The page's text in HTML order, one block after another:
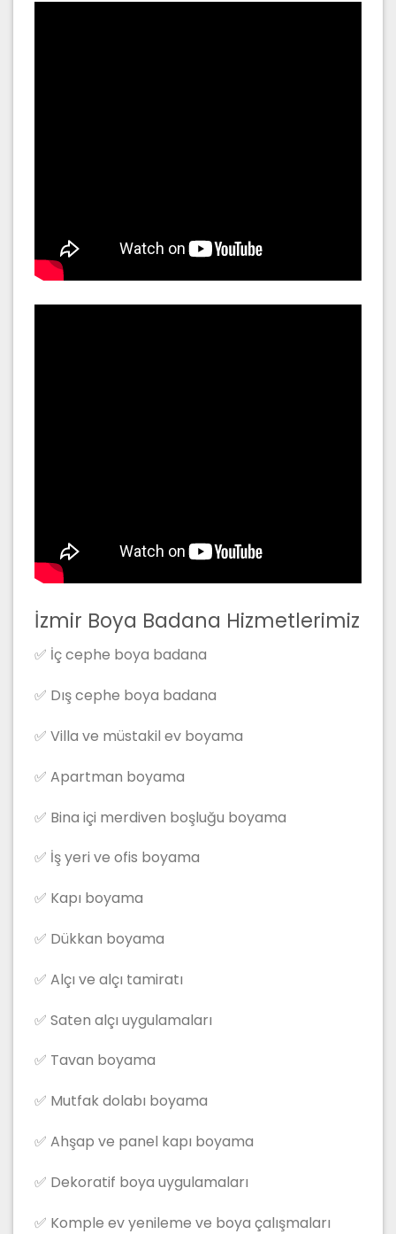
İzmir Boya Badana Hizmetlerimiz
✅ İç cephe boya badana
✅ Dış cephe boya badana
✅ Villa ve müstakil ev boyama
✅ Apartman boyama
✅ Bina içi merdiven boşluğu boyama
✅ İş yeri ve ofis boyama
✅ Kapı boyama
✅ Dükkan boyama
✅ Alçı ve alçı tamiratı
✅ Saten alçı uygulamaları
✅ Tavan boyama
✅ Mutfak dolabı boyama
✅ Ahşap ve panel kapı boyama
✅ Dekoratif boya uygulamaları
✅ Komple ev yenileme ve boya çalışmaları